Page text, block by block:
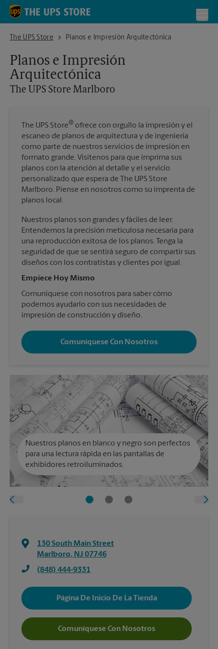
Skip to content
Return to Nav
The UPS Store
The UPS Store MarlboroPlanos e Impresión Arquitectónica
Planos e Impresión
Arquitectónica
The UPS Store Marlboro
The UPS Store® ofrece con orgullo la impresión y el
escaneo de planos de arquitectura y de ingeniería
como parte de nuestros servicios de impresión en
formato grande. Visítenos para que imprima sus
planos con la atención al detalle y el servicio
personalizado que espera de The UPS Store
Marlboro. Piense en nosotros como su imprenta de
planos local.
Nuestros planos son grandes y fáciles de leer.
Entendemos la precisión meticulosa necesaria para
una reproducción exitosa de los planos. Tenga la
seguridad de que se sentirá seguro de compartir sus
diseños con los contratistas y clientes por igual.
Empiece Hoy Mismo
Comuníquese con nosotros para saber cómo
podemos ayudarlo con sus necesidades de
impresión de construcción y diseño.
Comuníquese Con Nosotros
Nuestros planos en blanco y negro son perfectos
para una lectura rápida en las pantallas de
exhibidores retroiluminados.
130 South Main Street
Marlboro, NJ 07746
(848) 444-9331
Página De Inicio De La Tienda
Comuníquese Con Nosotros